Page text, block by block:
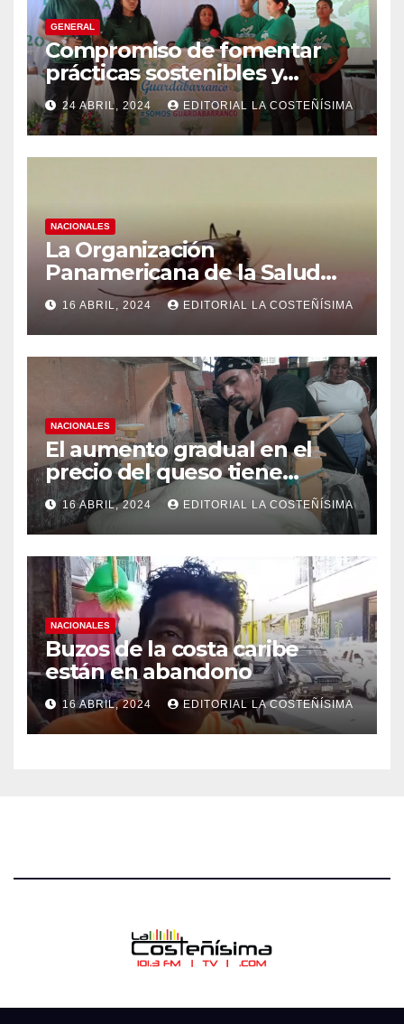
GENERAL
Compromiso de fomentar
prácticas sostenibles y
conciencia ecológica en las
instituciones educativas
24 ABRIL, 2024 EDITORIAL LA COSTEÑÍSIMA
NACIONALES
La Organización
Panamericana de la Salud
(OPS), recomienda reforzar
medidas ante el aumento de
casos de dengue
16 ABRIL, 2024 EDITORIAL LA COSTEÑÍSIMA
NACIONALES
El aumento gradual en el
precio del queso tiene
efectos a las Panaderias
16 ABRIL, 2024 EDITORIAL LA COSTEÑÍSIMA
NACIONALES
Buzos de la costa caribe
están en abandono
16 ABRIL, 2024 EDITORIAL LA COSTEÑÍSIMA